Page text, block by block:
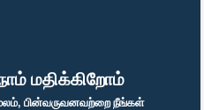
மதிக்கிறோம்
பின்வருவனவற்றை நீங்கள்